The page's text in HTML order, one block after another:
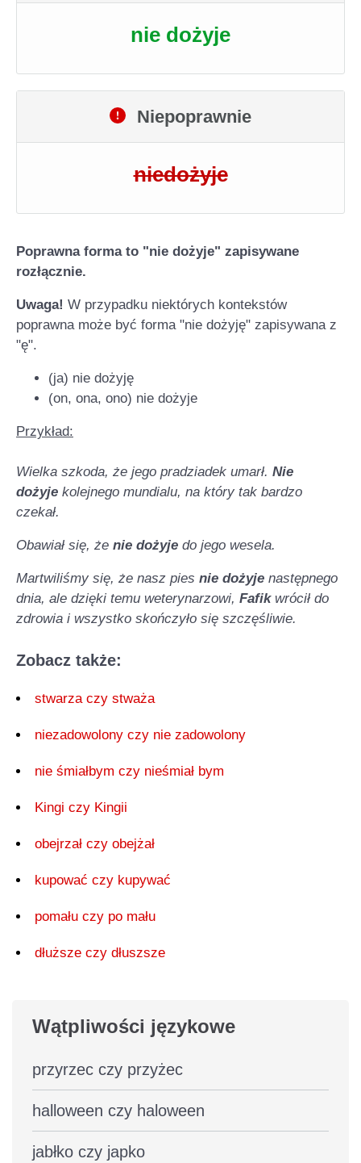
nie dożyje
Niepoprawnie
niedożyje
Poprawna forma to "nie dożyje" zapisywane
rozłącznie.
Uwaga! W przypadku niektórych kontekstów
poprawna może być forma "nie dożyję" zapisywana z
"ę".
(ja) nie dożyję
(on, ona, ono) nie dożyje
Przykład:
Wielka szkoda, że jego pradziadek umarł. Nie
dożyje kolejnego mundialu, na który tak bardzo
czekał.
Obawiał się, że nie dożyje do jego wesela.
Martwiliśmy się, że nasz pies nie dożyje następnego
dnia, ale dzięki temu weterynarzowi, Fafik wrócił do
zdrowia i wszystko skończyło się szczęśliwie.
Zobacz także:
stwarza czy stważa
niezadowolony czy nie zadowolony
nie śmiałbym czy nieśmiał bym
Kingi czy Kingii
obejrzał czy obejżał
kupować czy kupywać
pomału czy po mału
dłuższe czy dłuszsze
Wątpliwości językowe
przyrzec czy przyżec
halloween czy haloween
jabłko czy japko